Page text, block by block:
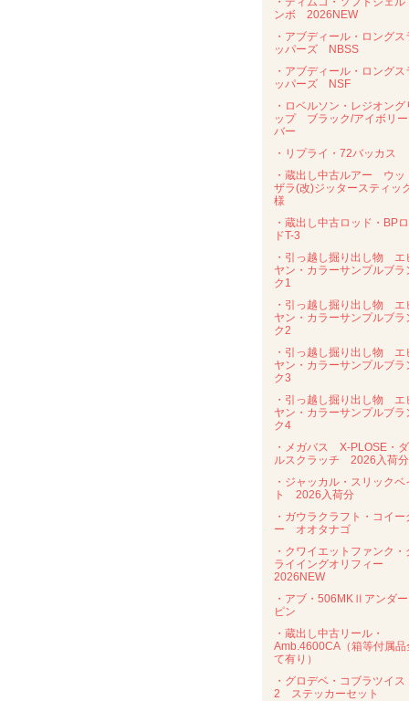
ンボ 2026NEW
・アブディール・ロングス
ッパーズ NBSS
・アブディール・ロングス
ッパーズ NSF
・ロベルソン・レジオング
ップ ブラック/アイボリー
バー
・リプライ・72バッカス
・蔵出し中古ルアー ウッ
ザラ(改)ジッタースティッ
様
・蔵出し中古ロッド・BP
ドT-3
・引っ越し掘り出し物 エ
ヤン・カラーサンプルブラ
ク1
・引っ越し掘り出し物 エ
ヤン・カラーサンプルブラ
ク2
・引っ越し掘り出し物 エ
ヤン・カラーサンプルブラ
ク3
・引っ越し掘り出し物 エ
ヤン・カラーサンプルブラ
ク4
・メガバス X-PLOSE・
ルスクラッチ 2026入荷分
・ジャッカル・スリックベ
ト 2026入荷分
・ガウラクラフト・コイー
ー オオタナゴ
・クワイエットファンク・
ライイングオリフィー
2026NEW
・アブ・506MKⅡアンダ
ピン
・蔵出し中古リール・
Amb.4600CA（箱等付属品
て有り）
・グロデベ・コブラツイス
2 ステッカーセット